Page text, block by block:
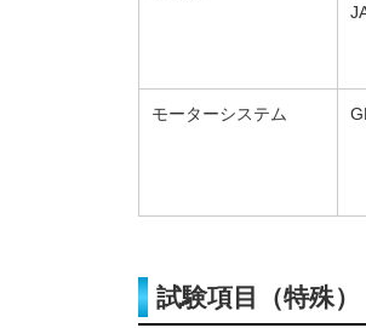
モーターシステム
試験項目（特殊）